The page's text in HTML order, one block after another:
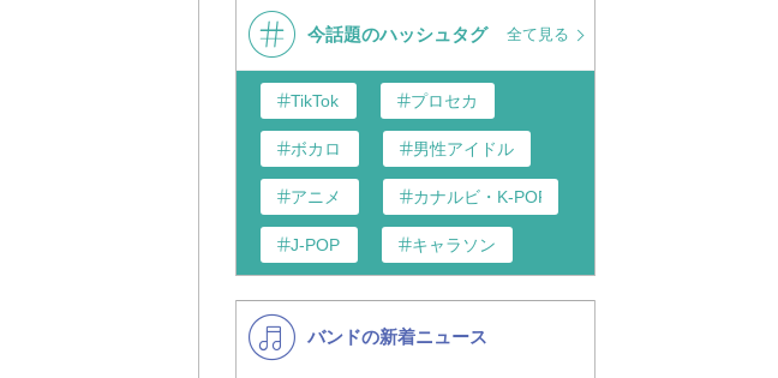
今話題のハッシュタグ 全て見る
TikTok プロセカ
ボカロ 男性アイドル
アニメ カナルビ・K-POP和訳
J-POP キャラソン
K-POP バンド
バンドの新着ニュース